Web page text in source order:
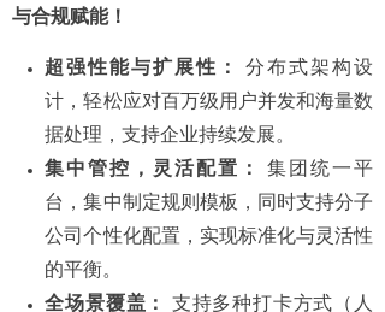
与合规赋能！
超强性能与扩展性：
分布式架构设
计，轻松应对百万级用户并发和海量数
据处理，支持企业持续发展。
集中管控，灵活配置：
集团统一平
台，集中制定规则模板，同时支持分子
公司个性化配置，实现标准化与灵活性
的平衡。
全场景覆盖：
支持多种打卡方式（人